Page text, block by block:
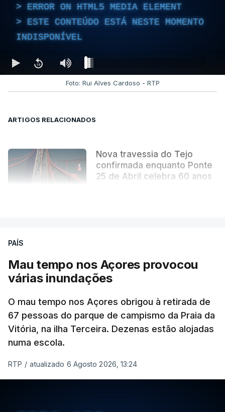
ERROR ON HTML5 MEDIA ELEMENT
ESTE CONTEÚDO ESTÁ NESTE MOMENTO
INDISPONÍVEL
Foto: Rui Alves Cardoso - RTP
ARTIGOS RELACIONADOS
Nova travessia do Tejo
confirmada enquanto Ponte
25 de Abril celebra 60 anos
PAÍS
Mau tempo nos Açores provocou
várias inundações
O mau tempo nos Açores obrigou à retirada de
67 pessoas do parque de campismo da Praia da
Vitória, na ilha Terceira. Dezenas estão alojadas
numa escola.
RTP / atualizado 6 Agosto 2026, 13:24